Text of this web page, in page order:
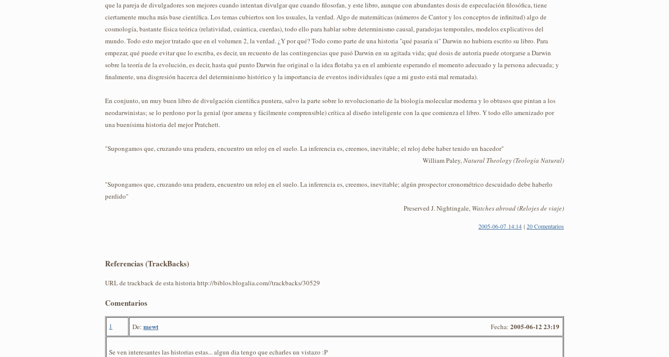
que la pareja de divulgadores son mejores cuando intentan divulgar que cuando filosofan, y este libro, aunque con abundantes dosis de especulación filosófica, tiene
ciertamente mucha más base científica. Los temas cubiertos son los usuales, la verdad. Algo de matemáticas (números de Cantor y los conceptos de infinitud) algo de
cosmología, bastante física teórica (relatividad, cuántica, cuerdas), todo ello para hablar sobre determinismo causal, paradojas temporales, modelos explicativos del
mundo. Todo esto mejor tratado que en el volumen 2, la verdad. ¿Y por qué? Todo como parte de una historia "qué pasaría si" Darwin no hubiera escrito su libro. Para
empezar, qué puede evitar que lo escriba, es decir, un recuento de las contingencias que pasó Darwin en su agitada vida; qué dosis de autoría puede otorgarse a Darwin
sobre la teoría de la evolución, es decir, hasta qué punto Darwin fue original o la idea flotaba ya en el ambiente esperando el momento adecuado y la persona adecuada; y
finalmente, una disgresión hacerca del determinismo histórico y la importancia de eventos individuales (que a mi gusto está mal rematada).
En conjunto, un muy buen libro de divulgación científica puntera, salvo la parte sobre lo revolucionario de la biología molecular moderna y lo obtusos que pintan a los
neodarwinistas; se lo perdono por la genial (por amena y fácilmente comprensible) crítica al diseño inteligente con la que comienza el libro. Y todo ello amenizado por
una buenísima historia del mejor Pratchett.
"Supongamos que, cruzando una pradera, encuentro un reloj en el suelo. La inferencia es, creemos, inevitable; el reloj debe haber tenido un hacedor"
William Paley,Natural Theology (Teología Natural)
"Supongamos que, cruzando una pradera, encuentro un reloj en el suelo. La inferencia es, creemos, inevitable; algún prospector cronométrico descuidado debe haberlo
perdido"
Preserved J. Nightingale, Watches abroad (Relojes de viaje)
2005-06-07 14:14 | 20 Comentarios
Referencias (TrackBacks)
URL de trackback de esta historia http://biblos.blogalia.com//trackbacks/30529
Comentarios
1 De: mewt Fecha: 2005-06-12 23:19
Se ven interesantes las historias estas... algun dia tengo que echarles un vistazo :P